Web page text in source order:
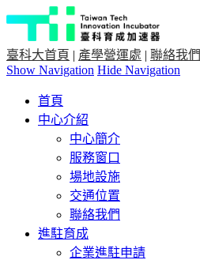
臺科大首頁 | 產學營運處 | 聯絡我們
Show Navigation Hide Navigation
首頁
中心介紹
中心簡介
服務窗口
場地設施
交通位置
聯絡我們
進駐育成
企業進駐申請